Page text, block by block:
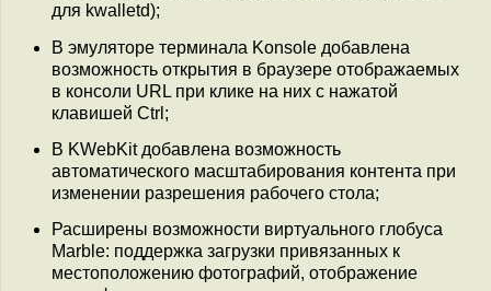
для kwalletd);
В эмуляторе терминала Konsole добавлена
возможность открытия в браузере отображаемых
в консоли URL при клике на них с нажатой
клавишей Ctrl;
В KWebKit добавлена возможность
автоматического масштабирования контента при
изменении разрешения рабочего стола;
Расширены возможности виртуального глобуса
Marble: поддержка загрузки привязанных к
местоположению фотографий, отображение